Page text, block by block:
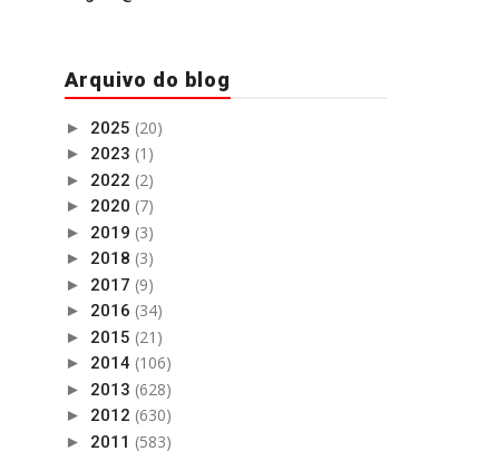
Arquivo do blog
► 2025 (20)
► 2023 (1)
► 2022 (2)
► 2020 (7)
► 2019 (3)
► 2018 (3)
► 2017 (9)
► 2016 (34)
► 2015 (21)
► 2014 (106)
► 2013 (628)
► 2012 (630)
► 2011 (583)